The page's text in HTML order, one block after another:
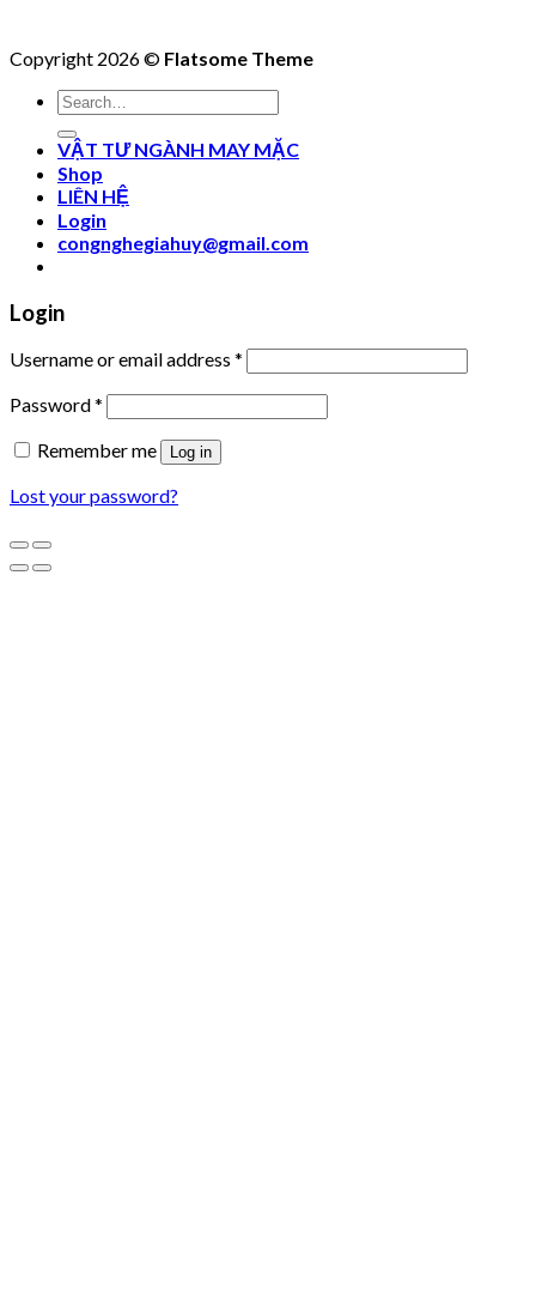
Copyright 2026 © Flatsome Theme
Search
for:
VẬT TƯ NGÀNH MAY MẶC
Shop
LIÊN HỆ
Login
congnghegiahuy@gmail.com
Login
Username or email address *
Password*
Remember me
Log in
Lost your password?